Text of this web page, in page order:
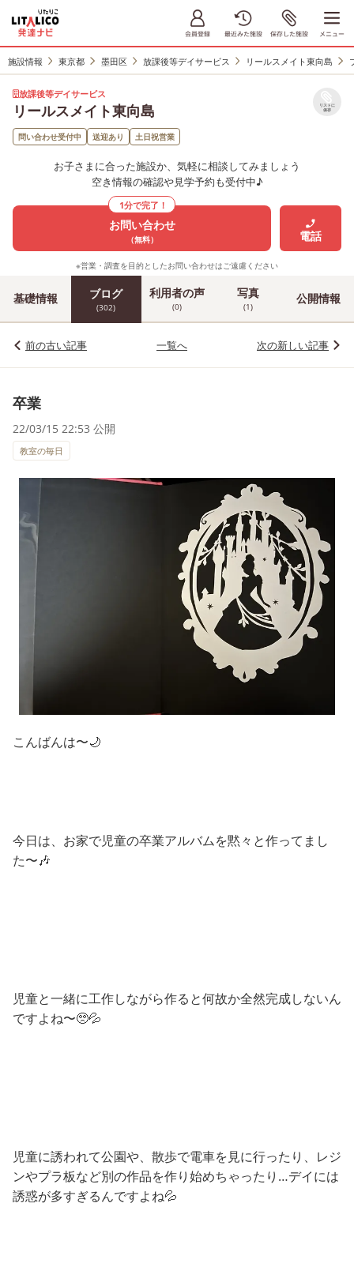
施設情報 東京都 墨田区 放課後等デイサービス リールスメイト東向島
放課後等デイサービス
リールスメイト東向島 リストに
保存
問い合わせ受付中 送迎あり 土日祝営業
お子さまに合った施設か、気軽に相談してみましょう
空き情報の確認や見学予約も受付中♪
1分で完了！
お問い合わせ
（無料） 電話
※営業・調査を目的としたお問い合わせはご遠慮ください
基礎情報 ブログ
(302)
利用者の声
(0)
写真
(1)
公開情報
前の古い記事 一覧へ 次の新しい記事
卒業
22/03/15 22:53 公開
教室の毎日
こんばんは〜🌙
今日は、お家で児童の卒業アルバムを黙々と作ってまし
た〜🎶
児童と一緒に工作しながら作ると何故か全然完成しないん
ですよね〜🥺💦
児童に誘われて公園や、散歩で電車を見に行ったり、レジ
ンやプラ板など別の作品を作り始めちゃったり…デイには
誘惑が多すぎるんですよね💦